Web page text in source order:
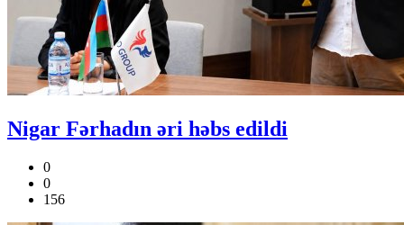
Nigar Fərhadın əri həbs edildi
0
0
156